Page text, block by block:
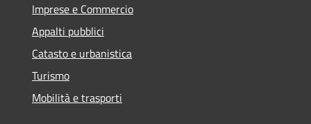
Imprese e Commercio
Appalti pubblici
Catasto e urbanistica
Turismo
Mobilità e trasporti